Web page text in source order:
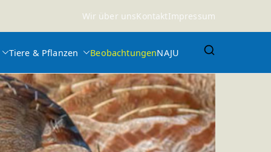
Wir über unsKontaktImpressum
Tiere & Pflanzen BeobachtungenNAJU